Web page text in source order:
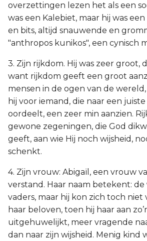
overzettingen lezen het als een
was een Kalebiet, maar hij was
en bits, altijd snauwende en
"anthropos kunikos", een cynisch
3. Zijn rijkdom. Hij was zeer groot,
want rijkdom geeft een groot
mensen in de ogen van de
hij voor iemand, die naar een
oordeelt, een zeer min aanzien.
gewone zegeningen, die God
geeft, aan wie Hij noch wijsheid,
schenkt.
4. Zijn vrouw: Abigaïl, een vrouw
verstand. Haar naam betekent:
vaders, maar hij kon zich toch
haar beloven, toen hij haar aan
uitgehuwelijkt, meer vragende
dan naar zijn wijsheid. Menig kind